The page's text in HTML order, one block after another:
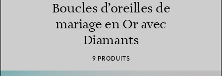
Boucles d’oreilles de
mariage en Or avec
Diamants
9 PRODUITS